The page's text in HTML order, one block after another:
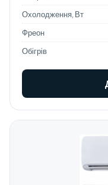
Охолодження, Вт
Фреон
Обігрів